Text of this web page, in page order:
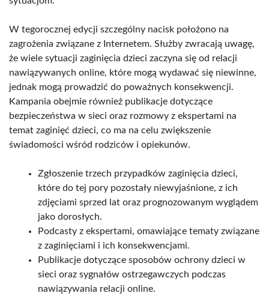
W tegorocznej edycji szczególny nacisk położono na
zagrożenia związane z Internetem. Służby zwracają uwagę,
że wiele sytuacji zaginięcia dzieci zaczyna się od relacji
nawiązywanych online, które mogą wydawać się niewinne,
jednak mogą prowadzić do poważnych konsekwencji.
Kampania obejmie również publikacje dotyczące
bezpieczeństwa w sieci oraz rozmowy z ekspertami na
temat zaginięć dzieci, co ma na celu zwiększenie
świadomości wśród rodziców i opiekunów.
Zgłoszenie trzech przypadków zaginięcia dzieci,
które do tej pory pozostały niewyjaśnione, z ich
zdjęciami sprzed lat oraz prognozowanym wyglądem
jako dorosłych.
Podcasty z ekspertami, omawiające tematy związane
z zaginięciami i ich konsekwencjami.
Publikacje dotyczące sposobów ochrony dzieci w
sieci oraz sygnałów ostrzegawczych podczas
nawiązywania relacji online.